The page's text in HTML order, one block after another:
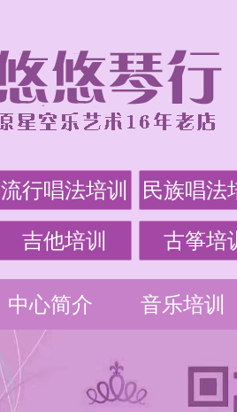
流行唱法培训 民族唱法
吉他培训 古筝培
中心简介 音乐培训